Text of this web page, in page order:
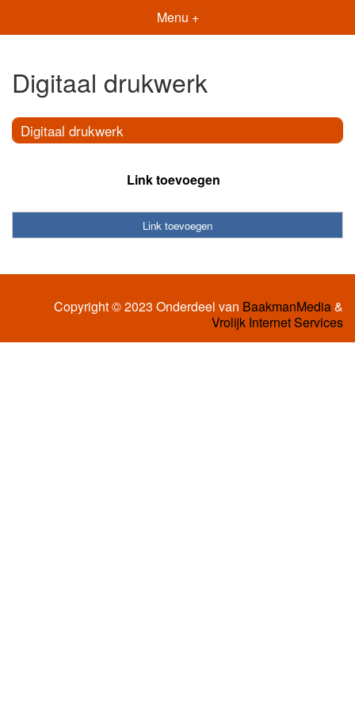
Menu +
Digitaal drukwerk
Digitaal drukwerk
Link toevoegen
Link toevoegen
Copyright © 2023 Onderdeel van BaakmanMedia&
Vrolijk Internet Services